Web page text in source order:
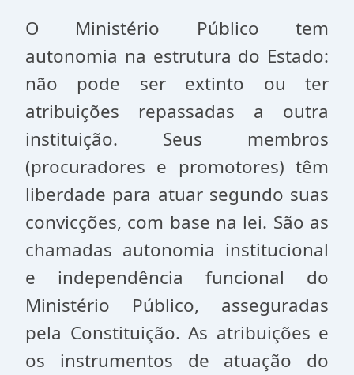
O Ministério Público tem
autonomia na estrutura do Estado:
não pode ser extinto ou ter
atribuições repassadas a outra
instituição. Seus membros
(procuradores e promotores) têm
liberdade para atuar segundo suas
convicções, com base na lei. São as
chamadas autonomia institucional
e independência funcional do
Ministério Público, asseguradas
pela Constituição. As atribuições e
os instrumentos de atuação do